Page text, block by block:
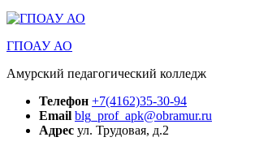
ГПОАУ АО
Амурский педагогический колледж
Телефон +7(4162)35-30-94
Email blg_prof_apk@obramur.ru
Адрес ул. Трудовая, д.2